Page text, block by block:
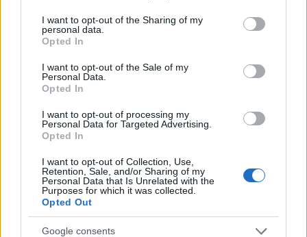
not limited to your visit or usage behaviour. You may click to
grant or deny consent to Google and its third-party tags to
use your data for below specified purposes in below Google
consent section.
I want to opt-out of the Sharing of my
personal data.
Opted In
I want to opt-out of the Sale of my
Personal Data.
Opted In
I want to opt-out of processing my
Personal Data for Targeted Advertising.
Opted In
I want to opt-out of Collection, Use,
Retention, Sale, and/or Sharing of my
Personal Data that Is Unrelated with the
Purposes for which it was collected.
Opted Out
Google consents
Entra nel canale telegram di
GalluraOggi.it
Ricevi le nostre ultime news
daGoogle News